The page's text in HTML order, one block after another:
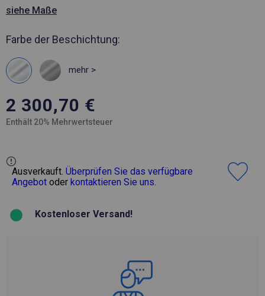
siehe Maße
Farbe der Beschichtung:
mehr >
2 300,70 €
Enthält 20% Mehrwertsteuer
Ausverkauft. Überprüfen Sie das verfügbare
Angebot oder kontaktieren Sie uns.
Kostenloser Versand!